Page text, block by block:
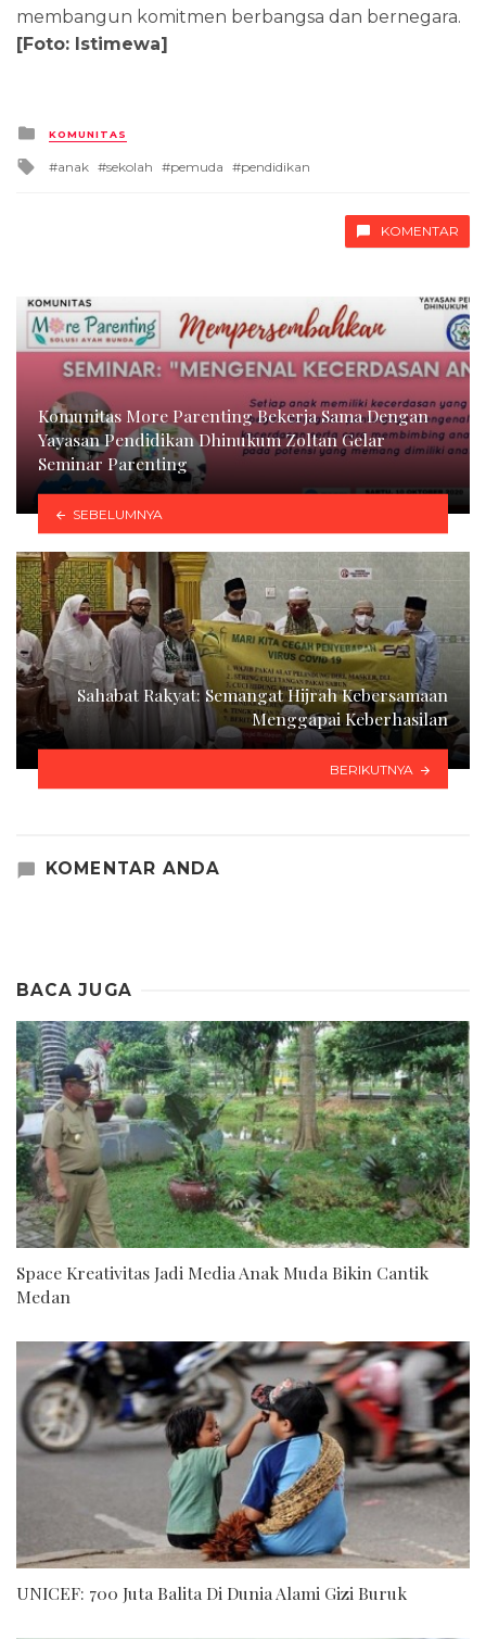
membangun komitmen berbangsa dan bernegara.
[Foto: Istimewa]
Posted
in
KOMUNITAS
Tagged
anak sekolah pemuda pendidikan
KOMENTAR
Komunitas More Parenting Bekerja Sama Dengan
Yayasan Pendidikan Dhinukum Zoltan Gelar
Seminar Parenting
SEBELUMNYA
Sahabat Rakyat: Semangat Hijrah Kebersamaan
Menggapai Keberhasilan
BERIKUTNYA
KOMENTAR ANDA
BACA JUGA
Space Kreativitas Jadi Media Anak Muda Bikin Cantik
Medan
UNICEF: 700 Juta Balita Di Dunia Alami Gizi Buruk